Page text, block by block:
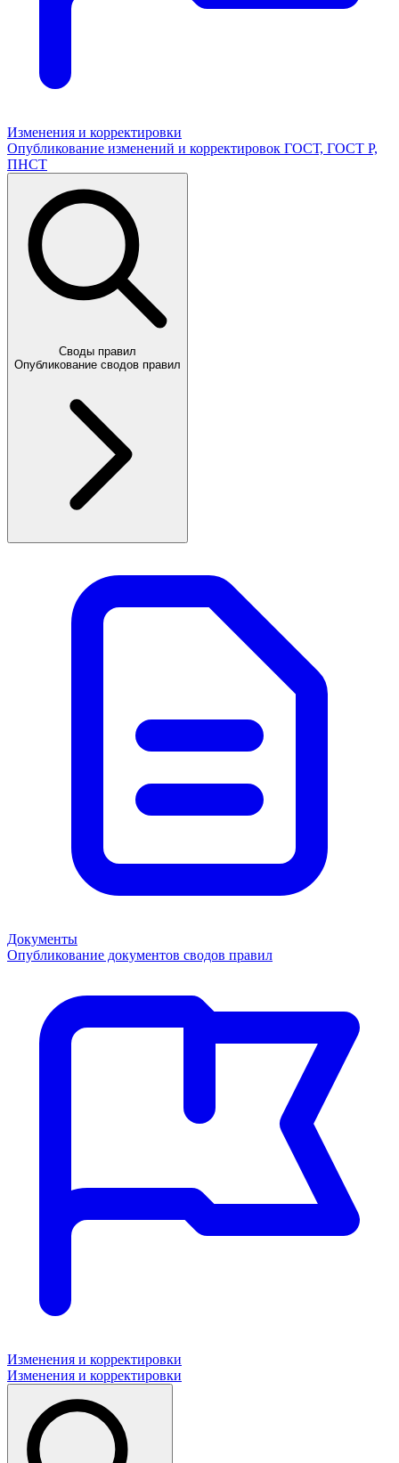
Изменения и корректировки
Опубликование изменений и корректировок ГОСТ, ГОСТ Р,
ПНСТ
Своды правил
Опубликование сводов правил
Документы
Опубликование документов сводов правил
Изменения и корректировки
Изменения и корректировки